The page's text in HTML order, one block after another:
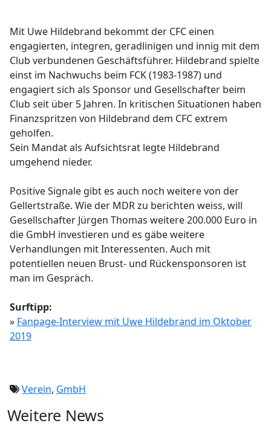
Mit Uwe Hildebrand bekommt der CFC einen
engagierten, integren, geradlinigen und innig mit dem
Club verbundenen Geschäftsführer. Hildebrand spielte
einst im Nachwuchs beim FCK (1983-1987) und
engagiert sich als Sponsor und Gesellschafter beim
Club seit über 5 Jahren. In kritischen Situationen haben
Finanzspritzen von Hildebrand dem CFC extrem
geholfen.
Sein Mandat als Aufsichtsrat legte Hildebrand
umgehend nieder.
Positive Signale gibt es auch noch weitere von der
Gellertstraße. Wie der MDR zu berichten weiss, will
Gesellschafter Jürgen Thomas weitere 200.000 Euro in
die GmbH investieren und es gäbe weitere
Verhandlungen mit Interessenten. Auch mit
potentiellen neuen Brust- und Rückensponsoren ist
man im Gespräch.
Surftipp:
» Fanpage-Interview mit Uwe Hildebrand im Oktober
2019
Verein, GmbH
Weitere News